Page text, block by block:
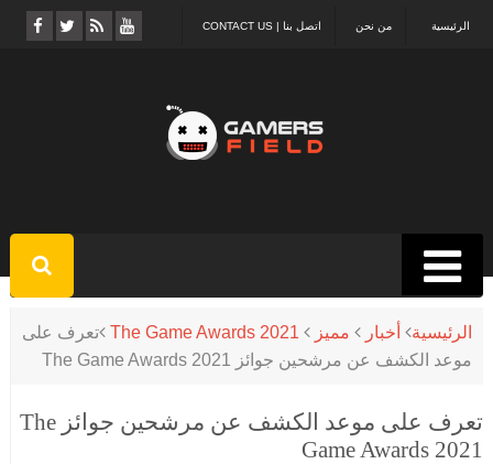
اتصل بنا | CONTACT US من نحن الرئيسية
الرئيسية أخبار مميز The Game Awards 2021 تعرف على
موعد الكشف عن مرشحين جوائز The Game Awards 2021
تعرف على موعد الكشف عن مرشحين جوائز The
Game Awards 2021